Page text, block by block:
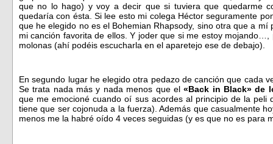
que no lo hago) y voy a decir que si tuviera que quedarme
quedaría con ésta. Si lee esto mi colega Héctor seguramente
que he elegido no es el Bohemian Rhapsody, sino otra que a
mi canción favorita de ellos. Y joder que si me estoy
molonas (ahí podéis escucharla en el aparetejo ese de debajo).
En segundo lugar he elegido otra pedazo de canción que cada
Se trata nada más y nada menos que el«Back in Black» de
que me emocioné cuando oí sus acordes al principio de la peli
tiene que ser cojonuda a la fuerza). Además que casualmente
menos me la habré oído 4 veces seguidas (y es que no es para